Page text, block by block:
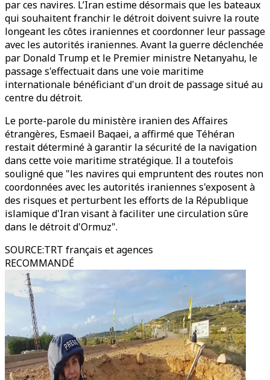
par ces navires. L’Iran estime désormais que les bateaux
qui souhaitent franchir le détroit doivent suivre la route
longeant les côtes iraniennes et coordonner leur passage
avec les autorités iraniennes. Avant la guerre déclenchée
par Donald Trump et le Premier ministre Netanyahu, le
passage s'effectuait dans une voie maritime
internationale bénéficiant d'un droit de passage situé au
centre du détroit.
Le porte-parole du ministère iranien des Affaires
étrangères, Esmaeil Baqaei, a affirmé que Téhéran
restait déterminé à garantir la sécurité de la navigation
dans cette voie maritime stratégique. Il a toutefois
souligné que "les navires qui empruntent des routes non
coordonnées avec les autorités iraniennes s'exposent à
des risques et perturbent les efforts de la République
islamique d'Iran visant à faciliter une circulation sûre
dans le détroit d'Ormuz".
SOURCE:TRT français et agences
RECOMMANDÉ